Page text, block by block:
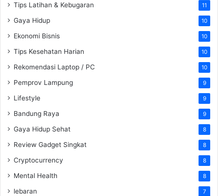
Tips Latihan & Kebugaran 11
Gaya Hidup 10
Ekonomi Bisnis 10
Tips Kesehatan Harian 10
Rekomendasi Laptop / PC 10
Pemprov Lampung 9
Lifestyle 9
Bandung Raya 9
Gaya Hidup Sehat 8
Review Gadget Singkat 8
Cryptocurrency 8
Mental Health 8
lebaran 7